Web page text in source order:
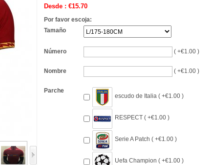
Desde : €15.70
Por favor escoja:
Tamaño
Número ( +€1.00 )
Nombre ( +€1.00 )
Parche
escudo de Italia ( +€1.00 )
RESPECT ( +€1.00 )
Serie A Patch ( +€1.00 )
Uefa Champion ( +€1.00 )